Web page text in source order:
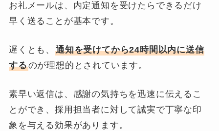
お礼メールは、内定通知を受けたらできるだけ
早く送ることが基本です。
遅くとも、 通知を受けてから24時間以内に送信
するのが理想的とされています。
素早い返信は、感謝の気持ちを迅速に伝えるこ
とができ、採用担当者に対して誠実で丁寧な印
象を与える効果があります。